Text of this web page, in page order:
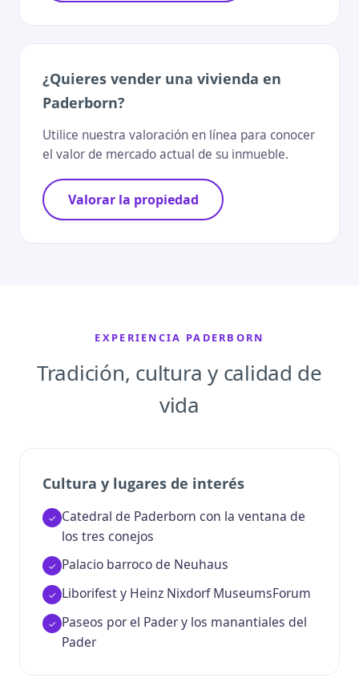
¿Quieres vender una vivienda en
Paderborn?
Utilice nuestra valoración en línea para conocer
el valor de mercado actual de su inmueble.
Valorar la propiedad
EXPERIENCIA PADERBORN
Tradición, cultura y calidad de
vida
Cultura y lugares de interés
Catedral de Paderborn con la ventana de
los tres conejos
Palacio barroco de Neuhaus
Liborifest y Heinz Nixdorf MuseumsForum
Paseos por el Pader y los manantiales del
Pader